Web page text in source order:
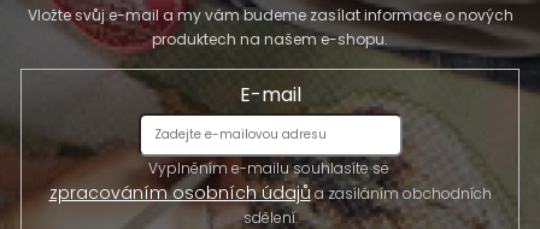
Vložte svůj e-mail a my vám budeme zasílat informace o nových
produktech na našem e-shopu.
E-mail
Vyplněním e-mailu souhlasíte se
zpracováním osobních údajůa zasíláním obchodních
sdělení.